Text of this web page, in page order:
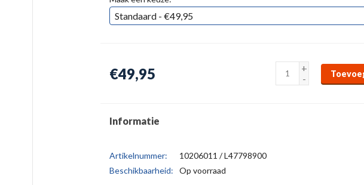
€49,95
+
-
Informatie
Artikelnummer:
10206011 / L47798900
Beschikbaarheid:
Op voorraad